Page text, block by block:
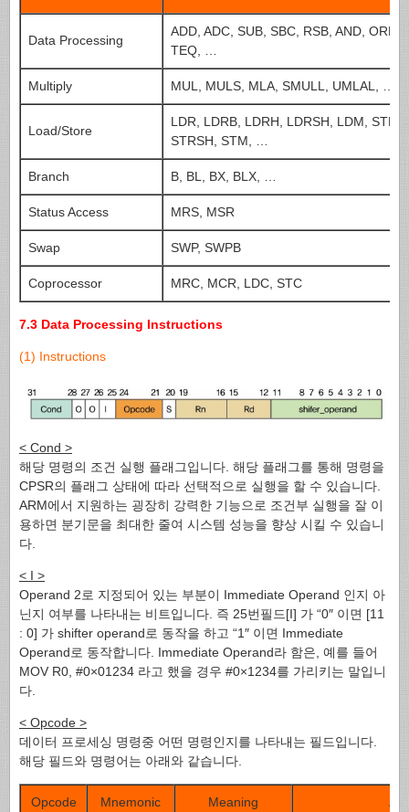
Data Processing
ADD, ADC, SUB, SBC, RSB, AND, ORR,
TEQ, …
Multiply MUL, MULS, MLA, SMULL, UMLAL, …
Load/Store
LDR, LDRB, LDRH, LDRSH, LDM, STR,
STRSH, STM, …
Branch B, BL, BX, BLX, …
Status Access MRS, MSR
Swap SWP, SWPB
Coprocessor MRC, MCR, LDC, STC
7.3 Data Processing Instructions
(1) Instructions
< Cond >
해당 명령의 조건 실행 플래그입니다. 해당 플래그를 통해 명령을
CPSR의 플래그 상태에 따라 선택적으로 실행을 할 수 있습니다.
ARM에서 지원하는 굉장히 강력한 기능으로 조건부 실행을 잘 이
용하면 분기문을 최대한 줄여 시스템 성능을 향상 시킬 수 있습니
다.
< I >
Operand 2로 지정되어 있는 부분이 Immediate Operand 인지 아
닌지 여부를 나타내는 비트입니다. 즉 25번필드[I] 가 “0″ 이면 [11
: 0] 가 shifter operand로 동작을 하고 “1″ 이면 Immediate
Operand로 동작합니다. Immediate Operand라 함은, 예를 들어
MOV R0, #0×01234 라고 했을 경우 #0×1234를 가리키는 말입니
다.
< Opcode >
데이터 프로세싱 명령중 어떤 명령인지를 나타내는 필드입니다.
해당 필드와 명령어는 아래와 같습니다.
Opcode Mnemonic Meaning